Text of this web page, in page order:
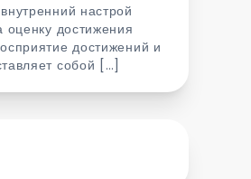
настрой
оценку достижения
достижений и
собой […]